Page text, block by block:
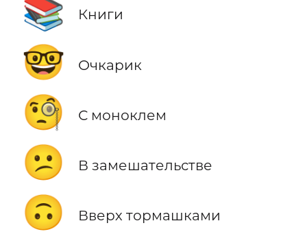
📚 Книги
🤓 Очкарик
🧐 С моноклем
😕 В замешательстве
🙃 Вверх тормашками